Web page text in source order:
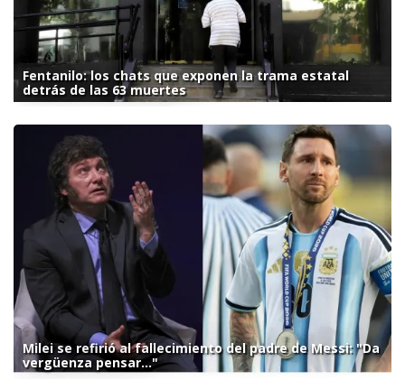
Fentanilo: los chats que exponen la trama estatal
detrás de las 63 muertes
Milei se refirió al fallecimiento del padre de Messi: "Da
vergüenza pensar..."